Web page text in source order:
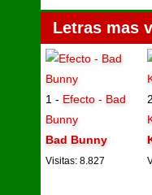
Letras mas
1 - Efecto - Bad
Bunny
Bad Bunny
Visitas: 8.827